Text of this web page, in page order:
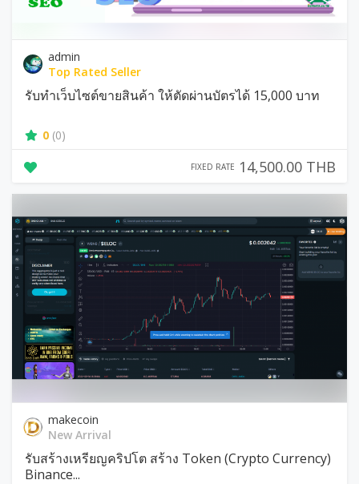
admin
Top Rated Seller
รับทำเว็บไซต์ขายสินค้า ให้ตัดผ่านบัตรได้ 15,000 บาท
0 (0)
FIXED RATE 14,500.00 THB
makecoin
New Arrival
รับสร้างเหรียญคริปโต สร้าง Token (Crypto Currency)
Binance...